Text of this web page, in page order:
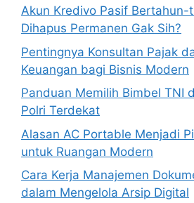
Akun Kredivo Pasif Bertahun-
Dihapus Permanen Gak Sih?
Pentingnya Konsultan Pajak
Keuangan bagi Bisnis Modern
Panduan Memilih Bimbel TNI
Polri Terdekat
Alasan AC Portable Menjadi
untuk Ruangan Modern
Cara Kerja Manajemen
dalam Mengelola Arsip Digital